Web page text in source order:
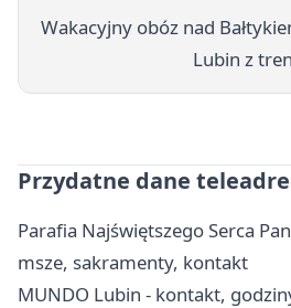
Wakacyjny obóz nad
Lubin z
Przydatne dane
Parafia Najświętszego Serca
msze, sakramenty, kontakt
MUNDO Lubin - kontakt,